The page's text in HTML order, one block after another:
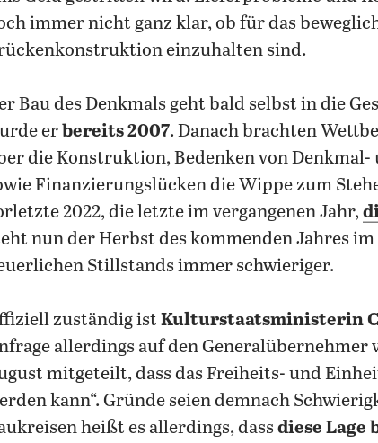
immer nicht ganz klar, ob für das
einzuhalten sind.
Bau des Denkmals geht bald selbst in die
erbereits 2007. Danach brachten
die Konstruktion, Bedenken von
Finanzierungslücken die Wippe zum
2022, die letzte im vergangenen Jahr,
nun der Herbst des kommenden Jahres
Stillstands immer schwieriger.
zuständig ist Kulturstaatsministerin
allerdings auf den Generalübernehmer
mitgeteilt, dass das Freiheits- und
kann“. Gründe seien demnach
heißt es allerdings, dassdiese